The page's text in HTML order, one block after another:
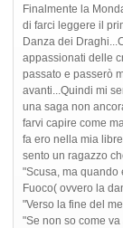
Finalmente la
di farci leggere il
Danza dei
appassionati delle
passato e passerò
avanti...Quindi mi
una saga non
farvi capire come
fa ero nella mia
sento un ragazzo
"Scusa, ma quando
Fuoco( ovvero la
"Verso la fine del
"Se non so come